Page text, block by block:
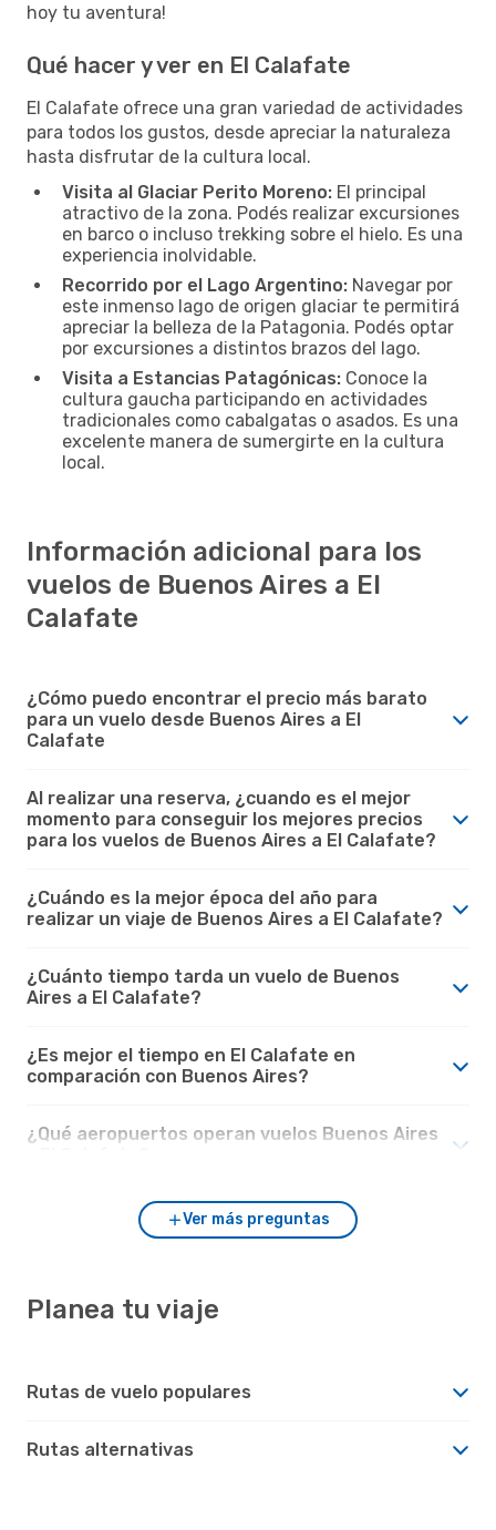
hoy tu aventura!
Qué hacer y ver en El Calafate
El Calafate ofrece una gran variedad de actividades
para todos los gustos, desde apreciar la naturaleza
hasta disfrutar de la cultura local.
Visita al Glaciar Perito Moreno: El principal
atractivo de la zona. Podés realizar excursiones
en barco o incluso trekking sobre el hielo. Es una
experiencia inolvidable.
Recorrido por el Lago Argentino: Navegar por
este inmenso lago de origen glaciar te permitirá
apreciar la belleza de la Patagonia. Podés optar
por excursiones a distintos brazos del lago.
Visita a Estancias Patagónicas: Conoce la
cultura gaucha participando en actividades
tradicionales como cabalgatas o asados. Es una
excelente manera de sumergirte en la cultura
local.
Información adicional para los
vuelos de Buenos Aires a El
Calafate
¿Cómo puedo encontrar el precio más barato
para un vuelo desde Buenos Aires a El
Calafate
Al realizar una reserva, ¿cuando es el mejor
momento para conseguir los mejores precios
para los vuelos de Buenos Aires a El Calafate?
¿Cuándo es la mejor época del año para
realizar un viaje de Buenos Aires a El Calafate?
¿Cuánto tiempo tarda un vuelo de Buenos
Aires a El Calafate?
¿Es mejor el tiempo en El Calafate en
comparación con Buenos Aires?
¿Qué aeropuertos operan vuelos Buenos Aires
Ver más preguntas
Planea tu viaje
Rutas de vuelo populares
Rutas alternativas